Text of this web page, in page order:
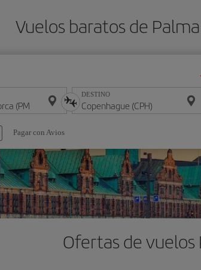
Vuelos baratos de
DESTINO
Pagar con Avios
Ofertas de vuelos